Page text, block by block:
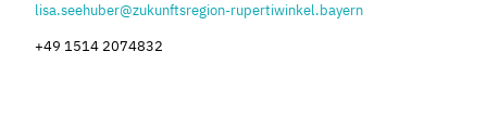
lisa.seehuber@zukunftsregion-rupertiwinkel.bayern
+49 1514 2074832